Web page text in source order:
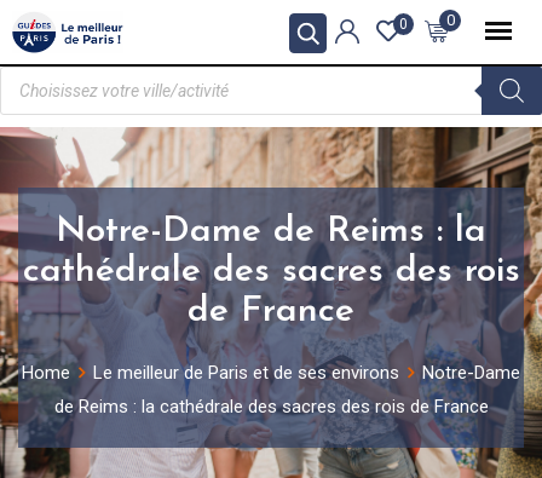
0
0
Notre-Dame de Reims : la
cathédrale des sacres des rois
de France
Home Le meilleur de Paris et de ses environs
Notre-Dame
de Reims : la cathédrale des sacres des rois de France